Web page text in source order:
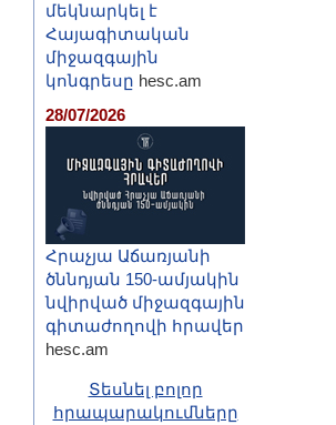
մեկնարկել է
Հայագիտական
միջազգային
կոնգրեսը hesc.am
28/07/2026
Հրաչյա Աճառյանի
ծննդյան 150-ամյակին
նվիրված միջազգային
գիտաժողովի հրավեր
hesc.am
Տեսնել բոլոր
հրապարակումները